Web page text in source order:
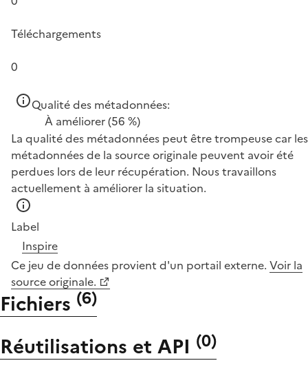
Téléchargements
0
Qualité des métadonnées:
À améliorer(56 %)
La qualité des métadonnées peut être trompeuse car les
métadonnées de la source originale peuvent avoir été
perdues lors de leur récupération. Nous travaillons
actuellement à améliorer la situation.
Label
Inspire
Ce jeu de données provient d'un portail externe. Voir la
source originale.
Fichiers (6)
Réutilisations et API (0)